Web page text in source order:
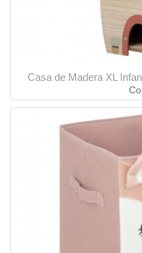
Casa de Madera XL